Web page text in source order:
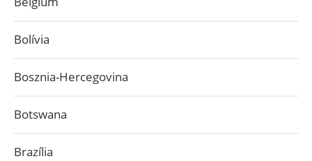
Bolívia
Bosznia-Hercegovina
Botswana
Brazília